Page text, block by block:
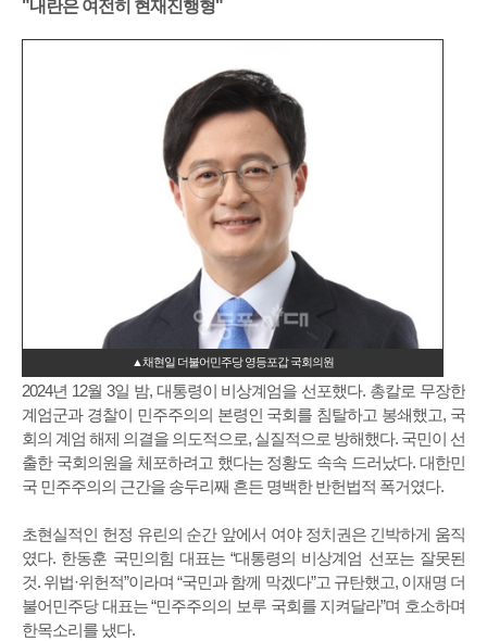
"내란은 여전히 현재진행형"
▲채현일 더불어민주당 영등포갑 국회의원
2024년 12월 3일 밤, 대통령이 비상계엄을 선포했다. 총칼로 무장한
계엄군과 경찰이 민주주의의 본령인 국회를 침탈하고 봉쇄했고, 국
회의 계엄 해제 의결을 의도적으로, 실질적으로 방해했다. 국민이 선
출한 국회의원을 체포하려고 했다는 정황도 속속 드러났다. 대한민
국 민주주의의 근간을 송두리째 흔든 명백한 반헌법적 폭거였다.
초현실적인 헌정 유린의 순간 앞에서 여야 정치권은 긴박하게 움직
였다. 한동훈 국민의힘 대표는 “대통령의 비상계엄 선포는 잘못된
것. 위법·위헌적”이라며 “국민과 함께 막겠다”고 규탄했고, 이재명 더
불어민주당 대표는 “민주주의의 보루 국회를 지켜달라”며 호소하며
한목소리를 냈다.